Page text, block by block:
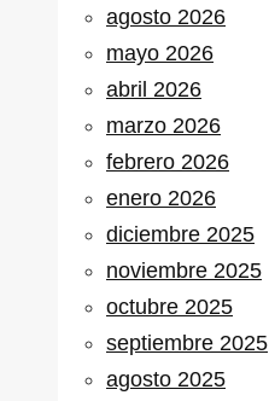
agosto 2026
mayo 2026
abril 2026
marzo 2026
febrero 2026
enero 2026
diciembre 2025
noviembre 2025
octubre 2025
septiembre 2025
agosto 2025